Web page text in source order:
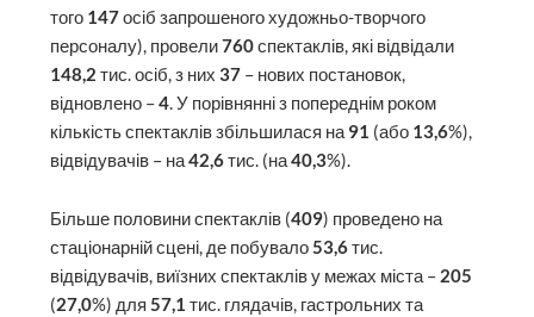
того 147осіб запрошеного художньо-творчого
персоналу), провели760спектаклів, які відвідали
148,2 тис. осіб, з них37 – нових постановок,
відновлено –4. У порівнянні з попереднім роком
кількість спектаклів збільшилася на 91 (або 13,6%),
відвідувачів – на42,6тис. (на40,3%).
Більше половини спектаклів (409) проведено на
стаціонарній сцені, де побувало53,6тис.
відвідувачів, виїзних спектаклів у межах міста – 205
(27,0%) для57,1 тис. глядачів, гастрольних та